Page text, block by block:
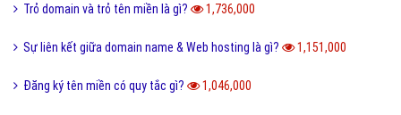
Trỏ domain và trỏ tên miền là gì? 1,736,000
Sự liên kết giữa domain name & Web hosting là gì? 1,151,000
Đăng ký tên miền có quy tắc gì? 1,046,000